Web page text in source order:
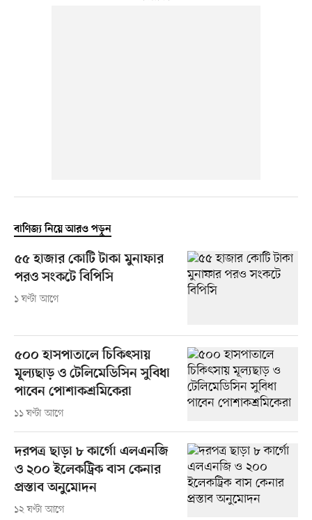
বাণিজ্য নিয়ে আরও পড়ুন
৫৫ হাজার কোটি টাকা মুনাফার
পরও সংকটে বিপিসি
১ ঘণ্টা আগে
৫০০ হাসপাতালে চিকিৎসায়
মূল্যছাড় ও টেলিমেডিসিন সুবিধা
পাবেন পোশাকশ্রমিকেরা
১১ ঘণ্টা আগে
দরপত্র ছাড়া ৮ কার্গো এলএনজি
ও ২০০ ইলেকট্রিক বাস কেনার
প্রস্তাব অনুমোদন
১২ ঘণ্টা আগে